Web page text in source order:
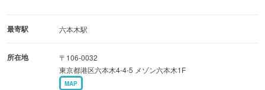
ランチでトーフステーキが食べられるコースができまし
→http://ichioku1968.jimdo.com
最寄駅 六本木駅
所在地
〒106-0032
東京都港区六本木4-4-5 メゾン六本木1F
MAP